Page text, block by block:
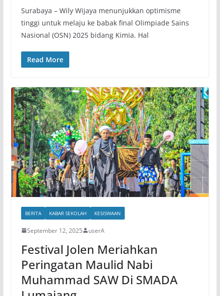
Surabaya – Wily Wijaya menunjukkan optimisme
tinggi untuk melaju ke babak final Olimpiade Sains
Nasional (OSN) 2025 bidang Kimia. Hal
Read More
BERITA KABAR SEKOLAH KESISWAAN
September 12, 2025 userA
Festival Jolen Meriahkan
Peringatan Maulid Nabi
Muhammad SAW Di SMADA